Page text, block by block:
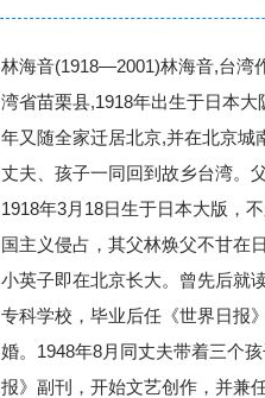
林海音(1918—2001)林海音,台湾
湾省苗栗县,1918年出生于日本
年又随全家迁居北京,并在北京城
丈夫、孩子一同回到故乡台湾。
1918年3月18日生于日本大版，
国主义侵占，其父林焕父不甘在
小英子即在北京长大。曾先后就
专科学校，毕业后任《世界日报
婚。1948年8月同丈夫带着三个
报》副刊，开始文艺创作，并兼